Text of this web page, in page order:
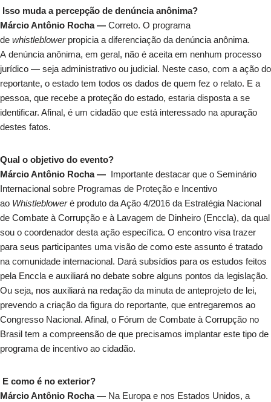
Isso muda a percepção de denúncia anônima?
Márcio Antônio Rocha — Correto. O programa
de whistleblowerpropicia a diferenciação da denúncia anônima.
A denúncia anônima, em geral, não é aceita em nenhum processo
jurídico — seja administrativo ou judicial. Neste caso, com a ação do
reportante, o estado tem todos os dados de quem fez o relato. E a
pessoa, que recebe a proteção do estado, estaria disposta a se
identificar. Afinal, é um cidadão que está interessado na apuração
destes fatos.
Qual o objetivo do evento?
Márcio Antônio Rocha — Importante destacar que o Seminário
Internacional sobre Programas de Proteção e Incentivo
ao Whistlebloweré produto da Ação 4/2016 da Estratégia Nacional
de Combate à Corrupção e à Lavagem de Dinheiro (Enccla), da qual
sou o coordenador desta ação específica. O encontro visa trazer
para seus participantes uma visão de como este assunto é tratado
na comunidade internacional. Dará subsídios para os estudos feitos
pela Enccla e auxiliará no debate sobre alguns pontos da legislação.
Ou seja, nos auxiliará na redação da minuta de anteprojeto de lei,
prevendo a criação da figura do reportante, que entregaremos ao
Congresso Nacional. Afinal, o Fórum de Combate à Corrupção no
Brasil tem a compreensão de que precisamos implantar este tipo de
programa de incentivo ao cidadão.
E como é no exterior?
Márcio Antônio Rocha — Na Europa e nos Estados Unidos, a